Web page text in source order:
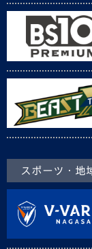
スポーツ・地